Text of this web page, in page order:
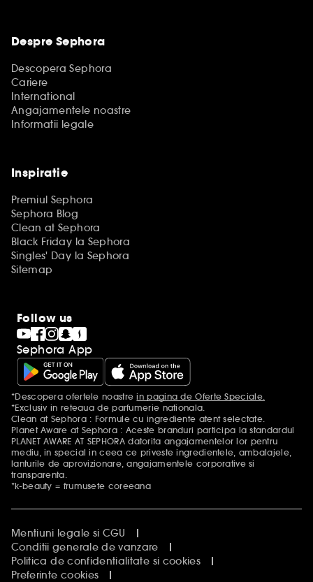
Despre Sephora
Descopera Sephora
Cariere
International
Angajamentele noastre
Informatii legale
Inspiratie
Premiul Sephora
Sephora Blog
Clean at Sephora
Black Friday la Sephora
Singles' Day la Sephora
Sitemap
Follow us
Sephora App
Mentiuni aditionale
*Descopera ofertele noastrein pagina de Oferte Speciale.
*Exclusiv in reteaua de parfumerie nationala.
Clean at Sephora : Formule cu ingrediente atent selectate.
Planet Aware at Sephora : Aceste branduri participa la standardul
PLANET AWARE AT SEPHORA datorita angajamentelor lor pentru
mediu, in special in ceea ce priveste ingredientele, ambalajele,
lanturile de aprovizionare, angajamentele corporative si
transparenta.
*k-beauty = frumusete coreeana
Mentiuni legale si CGU
Conditii generale de vanzare
Politica de confidentialitate si cookies
Preferinte cookies